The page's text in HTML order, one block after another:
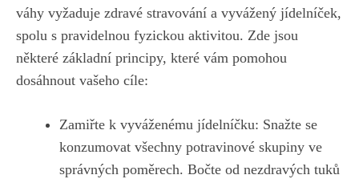
váhy vyžaduje zdravé ​stravování a vyvážený jídelníček,
spolu​ s​ pravidelnou fyzickou aktivitou. Zde jsou
některé základní principy, které ‍vám pomohou
dosáhnout vašeho cíle:
Zamiřte k vyváženému jídelníčku:‌ Snažte‍ se
konzumovat ‍všechny potravinové skupiny ve
správných poměrech.‌ Bočte od nezdravých tuků